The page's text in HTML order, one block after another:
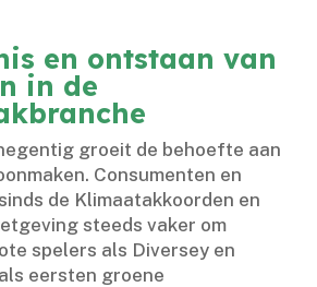
en ontstaan van
in de
groeit de behoefte aan
Consumenten en
de Klimaatakkoorden en
steeds vaker om
spelers als Diversey en
eersten groene